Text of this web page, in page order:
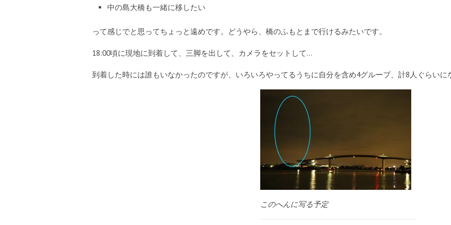
中の島大橋も一緒に移したい
って感じでと思ってちょっと遠めです。どうやら、橋のふもとまで行けるみたいです。
18:00頃に現地に到着して、三脚を出して、カメラをセットして…
到着した時には誰もいなかったのですが、いろいろやってるうちに自分を含め4グループ、計8人ぐらいに
このへんに写る予定